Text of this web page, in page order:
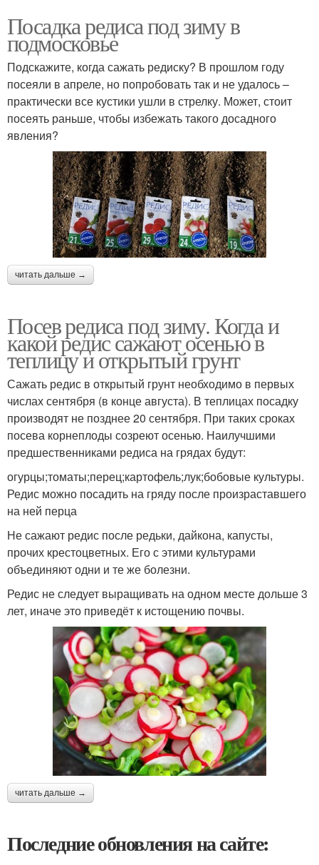
Посадка редиса под зиму в
подмосковье
Подскажите, когда сажать редиску? В прошлом году
посеяли в апреле, но попробовать так и не удалось –
практически все кустики ушли в стрелку. Может, стоит
посеять раньше, чтобы избежать такого досадного
явления?
читать дальше →
Посев редиса под зиму. Когда и
какой редис сажают осенью в
теплицу и открытый грунт
Сажать редис в открытый грунт необходимо в первых
числах сентября (в конце августа). В теплицах посадку
производят не позднее 20 сентября. При таких сроках
посева корнеплоды созреют осенью. Наилучшими
предшественниками редиса на грядах будут:
огурцы;томаты;перец;картофель;лук;бобовые культуры.
Редис можно посадить на гряду после произраставшего
на ней перца
Не сажают редис после редьки, дайкона, капусты,
прочих крестоцветных. Его с этими культурами
объединяют одни и те же болезни.
Редис не следует выращивать на одном месте дольше 3
лет, иначе это приведёт к истощению почвы.
читать дальше →
Последние обновления на сайте: